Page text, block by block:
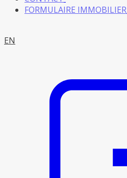
FORMULAIRE IMMOBILIER
EN